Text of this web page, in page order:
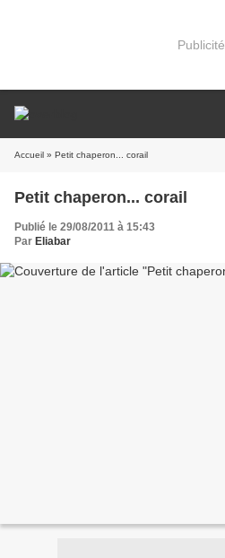
Publicité
Accueil » Petit chaperon... corail
Petit chaperon... corail
Publié le 29/08/2011 à 15:43
Par Eliabar